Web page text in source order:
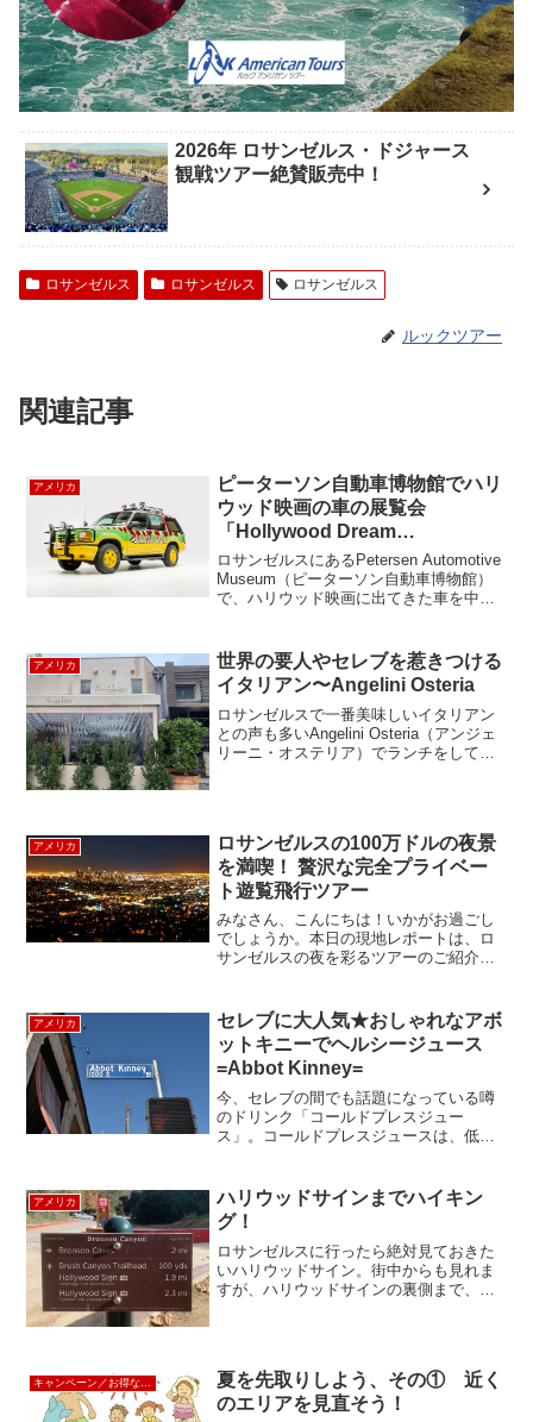
2026年 ロサンゼルス・ドジャース
観戦ツアー絶賛販売中！
ロサンゼルス ロサンゼルス ロサンゼルス
ルックツアー
関連記事
アメリカ
ピーターソン自動車博物館でハリ
ウッド映画の車の展覧会
「Hollywood Dream
Machines」
ロサンゼルスにあるPetersen Automotive
Museum（ピーターソン自動車博物館）
で、ハリウッド映画に出てきた車を中心
は、2021...
アメリカ
世界の要人やセレブを惹きつける
イタリアン〜Angelini Osteria
ロサンゼルスで一番美味しいイタリアン
との声も多いAngelini Osteria（アンジェ
リーニ・オステリア）でランチをしてき
アメリカ
ロサンゼルスの100万ドルの夜景
を満喫！ 贅沢な完全プライベー
ト遊覧飛行ツアー
みなさん、こんにちは！いかがお過ごし
でしょうか。本日の現地レポートは、ロ
サンゼルスの夜を彩るツアーのご紹介で
ンゼルスの100万ドルの夜景を満喫する、
なんとも贅沢な...
アメリカ
セレブに大人気★おしゃれなアボ
ットキニーでヘルシージュース
=Abbot Kinney=
今、セレブの間でも話題になっている噂
のドリンク「コールドプレスジュー
ス」。コールドプレスジュースは、低速
熱を加えず素材の水分のみで作るため、
素材が持つ酵素や栄養素をまる...
アメリカ
ハリウッドサインまでハイキン
グ！
ロサンゼルスに行ったら絶対見ておきた
いハリウッドサイン。街中からも見れま
すが、ハリウッドサインの裏側まで、ハ
キャンペーン／お得な割引情報
夏を先取りしよう、その① 近く
のエリアを見直そう！